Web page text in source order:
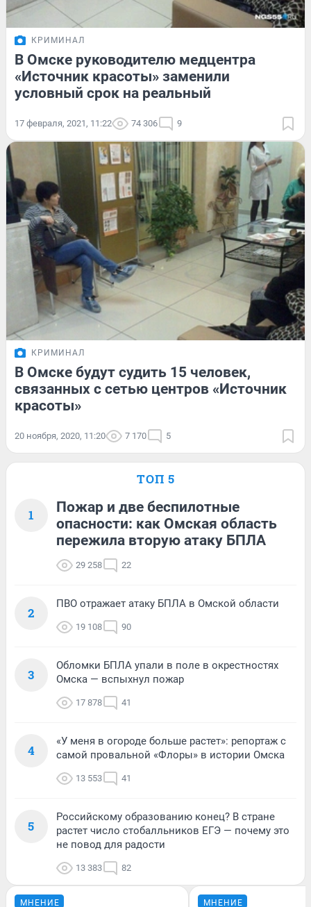
КРИМИНАЛ
В Омске руководителю медцентра
«Источник красоты» заменили
условный срок на реальный
17 февраля, 2021, 11:22 74 306 9
КРИМИНАЛ
В Омске будут судить 15 человек,
связанных с сетью центров «Источник
красоты»
20 ноября, 2020, 11:20 7 170 5
ТОП 5
1
Пожар и две беспилотные
опасности: как Омская область
пережила вторую атаку БПЛА
29 258 22
2
ПВО отражает атаку БПЛА в Омской области
19 108 90
3
Обломки БПЛА упали в поле в окрестностях
Омска — вспыхнул пожар
17 878 41
4
«У меня в огороде больше растет»: репортаж с
самой провальной «Флоры» в истории Омска
13 553 41
5
Российскому образованию конец? В стране
растет число стобалльников ЕГЭ — почему это
не повод для радости
13 383 82
МНЕНИЕ МНЕНИЕ